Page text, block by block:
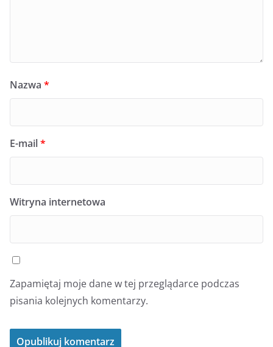
Nazwa *
E-mail*
Witryna internetowa
Zapamiętaj moje dane w tej przeglądarce podczas
pisania kolejnych komentarzy.